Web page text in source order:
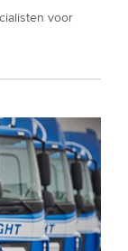
voor